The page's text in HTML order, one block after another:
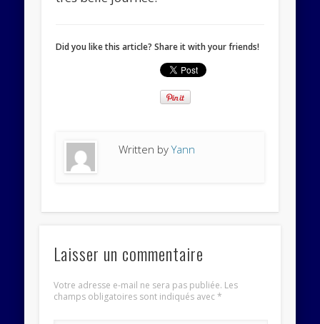
Did you like this article? Share it with your friends!
Written byYann
Laisser un commentaire
Votre adresse e-mail ne sera pas publiée. Les
champs obligatoires sont indiqués avec*